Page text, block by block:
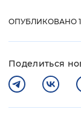
ОПУБЛИКОВАНО
Поделиться